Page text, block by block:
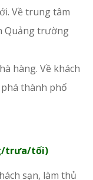
Về trung tâm
Quảng trường
hàng. Về khách
thành phố
trưa/tối)
sạn, làm thủ